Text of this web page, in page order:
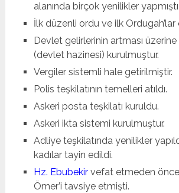
alanında birçok yenilikler
İlk düzenli ordu ve ilk
Devlet gelirlerinin artması üzerine
(devlet hazinesi) kurulmuştur.
Vergiler sistemli hale getirilmiştir.
Polis teşkilatının temelleri atıldı.
Askeri posta teşkilatı kuruldu.
Askeri ikta sistemi kurulmuştur.
Adliye teşkilatında yenilikler
kadılar tayin edildi.
Hz. Ebubekirvefat etmeden
Ömer’i tavsiye etmişti.